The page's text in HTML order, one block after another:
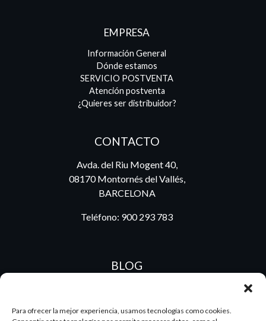
Para ofrecer la mejor experiencia, usamos tecnologías como cookies.
EMPRESA
Información General
Dónde estamos
SERVICIO POSTVENTA
Atención postventa
¿Quieres ser distribuidor?
CONTACTO
Avda. del Riu Mogent 40,
08170 Montornés del Vallés,
BARCELONA
Teléfono: 900 293 783
BLOG